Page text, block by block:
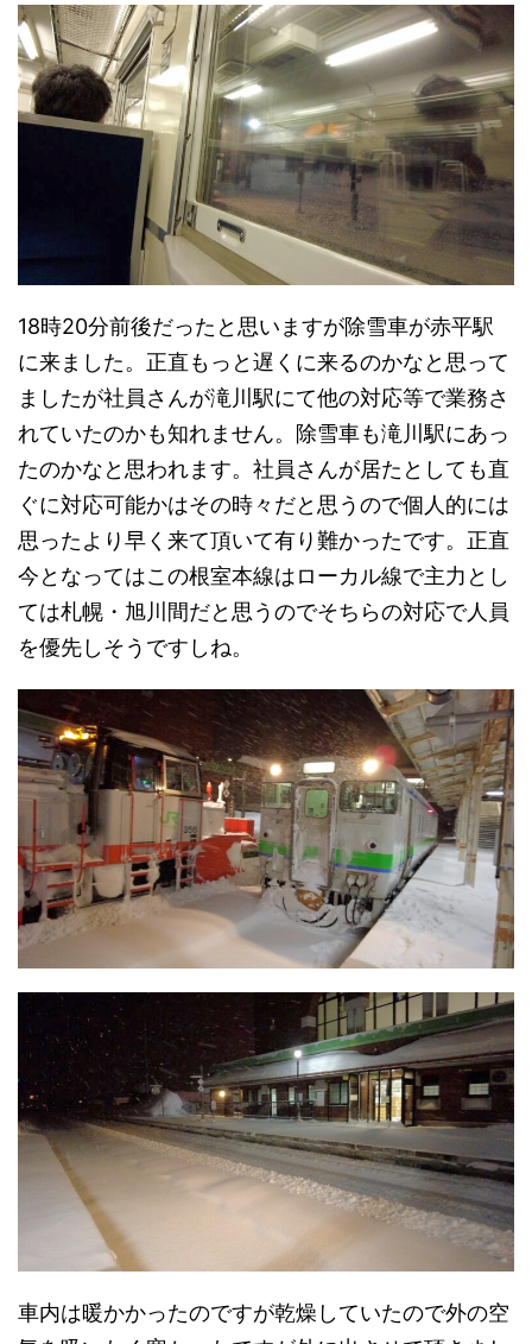
18時20分前後だったと思いますが除雪車が赤平駅
に来ました。正直もっと遅くに来るのかなと思って
ましたが社員さんが滝川駅にて他の対応等で業務さ
れていたのかも知れません。除雪車も滝川駅にあっ
たのかなと思われます。社員さんが居たとしても直
ぐに対応可能かはその時々だと思うので個人的には
思ったより早く来て頂いて有り難かったです。正直
今となってはこの根室本線はローカル線で主力とし
ては札幌・旭川間だと思うのでそちらの対応で人員
を優先しそうですしね。
車内は暖かかったのですが乾燥していたので外の空